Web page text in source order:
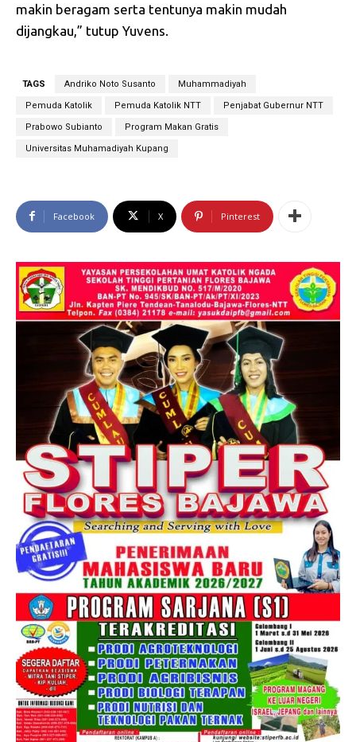
makin beragam serta tentunya makin mudah
dijangkau,” tutup Yuvens.
TAGS Andriko Noto Susanto Muhammadiyah
Pemuda Katolik Pemuda Katolik NTT Penjabat Gubernur NTT
Prabowo Subianto Program Makan Gratis
Universitas Muhamadiyah Kupang
Facebook X Pinterest